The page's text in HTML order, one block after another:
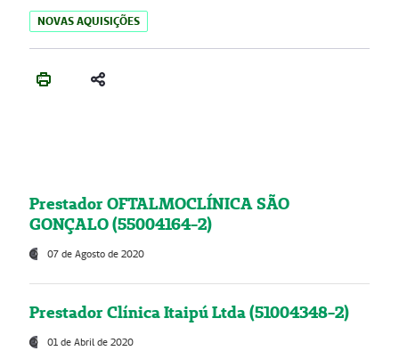
NOVAS AQUISIÇÕES
Prestador OFTALMOCLÍNICA SÃO
GONÇALO (55004164-2)
07 de Agosto de 2020
Prestador Clínica Itaipú Ltda (51004348-2)
01 de Abril de 2020